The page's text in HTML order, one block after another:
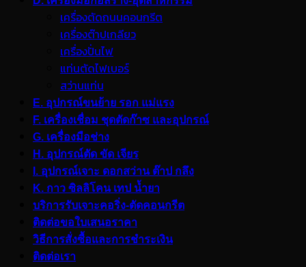
เครื่องตัดถนนคอนกรีต
เครื่องต๊าปเกลียว
เครื่องปั่นไฟ
แท่นตัดไฟเบอร์
สว่านแท่น
E. อุปกรณ์ขนย้าย รอก แม่แรง
F. เครื่องเชื่อม ชุดตัดก๊าซ และอุปกรณ์
G. เครื่องมือช่าง
H. อุปกรณ์ตัด ขัด เจียร
I. อุปกรณ์เจาะ ดอกสว่าน ต๊าป กลึง
K. กาว ซิลลิโคน เทป น้ำยา
บริการรับเจาะคอริ่ง-ตัดคอนกรีต
ติดต่อขอใบเสนอราคา
วิธีการสั่งซื้อและการชำระเงิน
ติดต่อเรา